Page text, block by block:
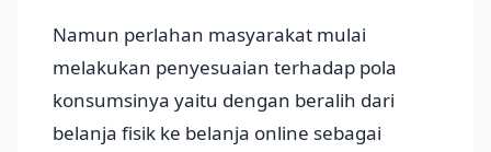
Namun perlahan masyarakat mulai
melakukan penyesuaian terhadap pola
konsumsinya yaitu dengan beralih dari
belanja fisik ke belanja online sebagai